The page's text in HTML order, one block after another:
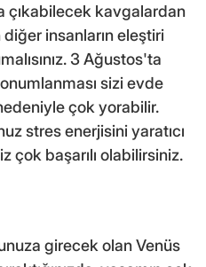
çıkabilecek kavgalardan
diğer insanların eleştiri
3 Ağustos'ta
sizi evde
çok yorabilir.
stres enerjisini yaratıcı
çok başarılı olabilirsiniz.
girecek olan Venüs